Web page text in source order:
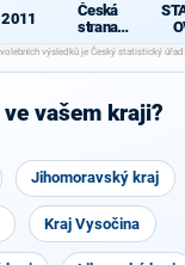
2011
Česká
strana
sociálně
demokrati
cká
vašem kraji?
Jihomoravský kraj
Kraj Vysočina